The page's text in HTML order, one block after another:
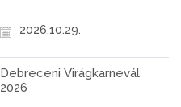
2026.10.29.
Debreceni Virágkarnevál
2026